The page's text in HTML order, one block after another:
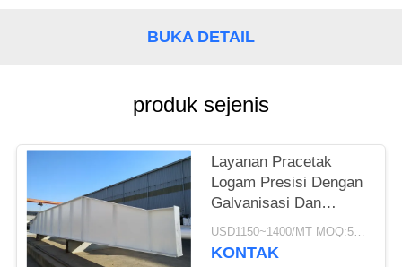
SITEMAP
KEBIJAKAN
PRIVASI
BUKA DETAIL
produk sejenis
Layanan Pracetak
Logam Presisi Dengan
Galvanisasi Dan
Pengecatan
USD1150~1400/MT MOQ:50 MT
KONTAK